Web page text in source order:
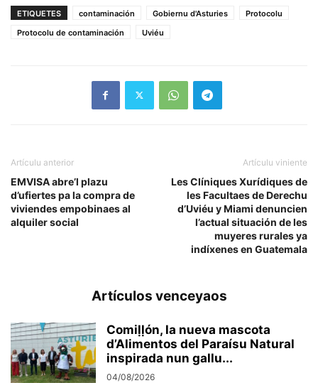
ETIQUETES contaminación Gobiernu d'Asturies
Protocolu
Protocolu de contaminación
Uviéu
Artículu anterior
EMVISA abre’l plazu
d’ufiertes pa la compra de
viviendes empobinaes al
alquiler social
Artículu viniente
Les Clíniques Xurídiques de
les Facultaes de Derechu
d’Uviéu y Miami denuncien
l’actual situación de les
muyeres rurales ya
indíxenes en Guatemala
Artículos venceyaos
Comiḷḷón, la nueva mascota
d’Alimentos del Paraísu Natural
inspirada nun gallu...
04/08/2026